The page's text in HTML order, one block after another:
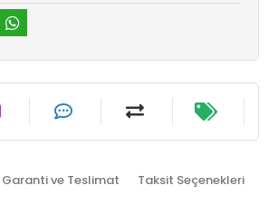
Garanti ve Teslimat Taksit Seçenekleri